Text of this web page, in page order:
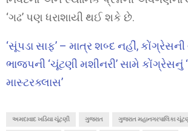
‘ગઢ’ પણ ધરાશાયી થઈ શકે છે.
‘સૂંપડા સાફ’ – માત્ર શબ્દ નહીં, કોંગ્રેસની
ભાજપની ‘ચૂંટણી મશીનરી’ સામે
માસ્ટરક્લાસ’
અમદાવાદ ખડિયા ચૂંટણી ગુજરાત ગુજરાત મહાનગરપાલિકા